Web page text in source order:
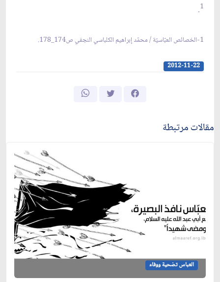
1
.
1-الخصائص العبّاسيّة / محمّد إبراهيم الكلباسي النجفي ص174_178.
2012-11-22
مقالات مرتبطة
العباس تضحية ووفاء